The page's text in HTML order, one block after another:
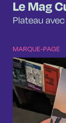
Le Mag
Plateau
MARQUE-PAGE